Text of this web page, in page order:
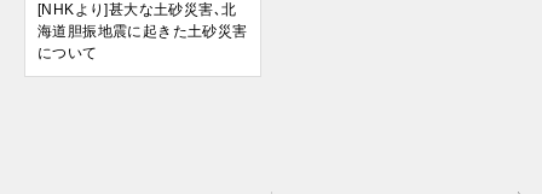
[NHKより]甚大な土砂災害､北
海道胆振地震に起きた土砂災害
について